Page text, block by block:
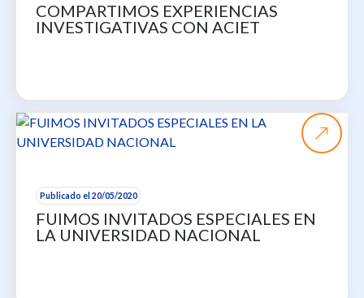
COMPARTIMOS EXPERIENCIAS
INVESTIGATIVAS CON ACIET
Publicado el 20/05/2020
FUIMOS INVITADOS ESPECIALES EN
LA UNIVERSIDAD NACIONAL